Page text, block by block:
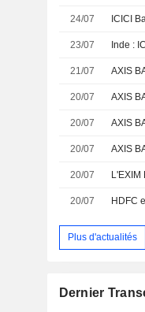
24/07
23/07
21/07 AXIS
20/07 AXIS
20/07 AXIS
20/07 AXIS
20/07
20/07
Plus d'actualités
Dernier